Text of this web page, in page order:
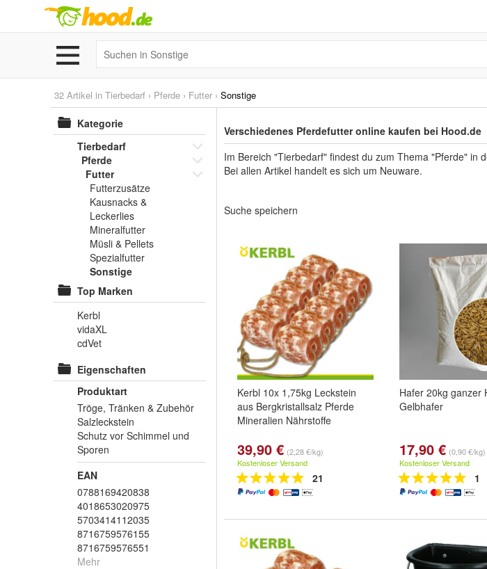
32 Artikel in Tierbedarf › Pferde › Futter › Sonstige
Kategorie
Tierbedarf
Pferde
Futter
Futterzusätze
Kausnacks &
Leckerlies
Mineralfutter
Müsli & Pellets
Spezialfutter
Sonstige
Top Marken
Kerbl
vidaXL
cdVet
Eigenschaften
Produktart
Tröge, Tränken & Zubehör
Salzleckstein
Schutz vor Schimmel und
Sporen
EAN
0788169420838
4018653020975
5703414112035
8716759576155
8716759576551
Mehr
Verschiedenes Pferdefutter online kaufen bei Hood.de
Im Bereich "Tierbedarf" findest du zum Thema "Pferde" in
Bei allen Artikel handelt es sich um Neuware.
Suche speichern
Kerbl 10x 1,75kg Leckstein
aus Bergkristallsalz Pferde
Mineralien Nährstoffe
39,90 € (2,28 €/kg)
Kostenloser Versand
21
Hafer 20kg ganzer
Gelbhafer
17,90 € (0,90 €/kg)
Kostenloser Versand
1